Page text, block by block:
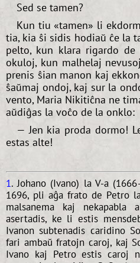
Sed se tamen?
Kun tiu «tamen» li
tia, kia ŝi sidis hodiaŭ ĉe la
pelto, kun klara rigardo de
okuloj, kun malhelaj
prenis ŝian manon kaj
ŝaŭmaj ondoj, kaj sur la
vento, Maria Nikitiĉna ne
aŭdiĝas la voĉo de la onklo:
— Jen kia proda dormo!
estas alte!
1. Johano (Ivano) la V-a
1696, pli aĝa frato de Petro
malsanema kaj
asertadis, ke li estis
Ivanon subtenadis caridino
fari ambaŭ fratojn caroj, kaj
Ivano kaj Petro estis caroj